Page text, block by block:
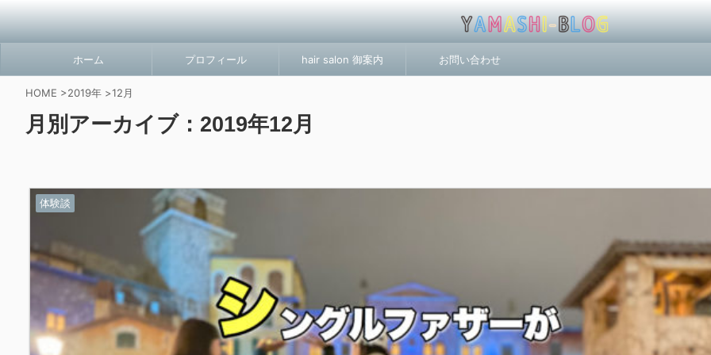
ホーム プロフィール hair salon 御案内 お問い合わせ
HOME >2019年 >12月
月別アーカイブ：2019年12月
体験談